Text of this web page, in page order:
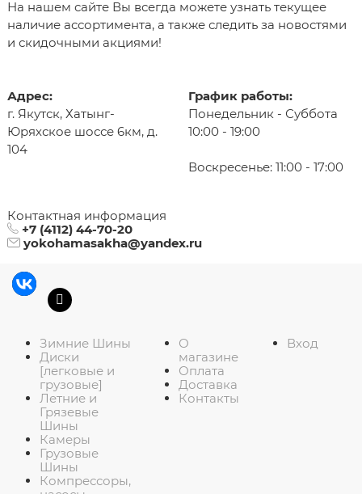
На нашем сайте Вы всегда можете узнать текущее
наличие ассортимента, а также следить за новостями
и скидочными акциями!
Адрес:
г. Якутск, Хатынг-
Юряхское шоссе 6км, д.
104
График работы:
Понедельник - Суббота
10:00 - 19:00
Воскресенье: 11:00 - 17:00
Контактная информация
+7 (4112) 44-70-20
yokohamasakha@yandex.ru
Зимние Шины
Диски
[легковые и
грузовые]
Летние и
Грязевые
Шины
Камеры
Грузовые
Шины
Компрессоры,
О
магазине
Оплата
Доставка
Контакты
Вход